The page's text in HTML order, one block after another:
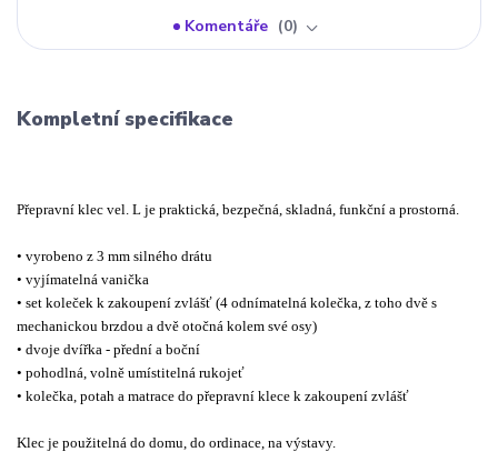
Komentáře
0
Kompletní specifikace
Přepravní klec vel. L je praktická, bezpečná, skladná, funkční a prostorná.
• vyrobeno z 3 mm silného drátu
• vyjímatelná vanička
• set koleček k zakoupení zvlášť (4 odnímatelná kolečka, z toho dvě s
mechanickou brzdou a dvě otočná kolem své osy)
• dvoje dvířka - přední a boční
• pohodlná, volně umístitelná rukojeť
• kolečka, potah a matrace do přepravní klece k zakoupení zvlášť
Klec je použitelná do domu, do ordinace, na výstavy.